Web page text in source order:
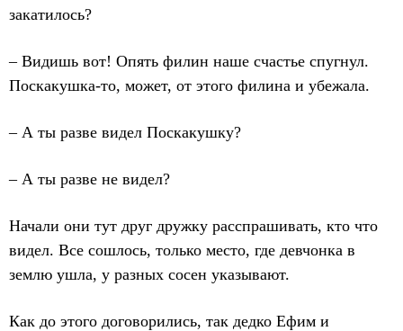
закатилось?
– Видишь вот! Опять филин наше счастье спугнул.
Поскакушка-то, может, от этого филина и убежала.
– А ты разве видел Поскакушку?
– А ты разве не видел?
Начали они тут друг дружку расспрашивать, кто что
видел. Все сошлось, только место, где девчонка в
землю ушла, у разных сосен указывают.
Как до этого договорились, так дедко Ефим и